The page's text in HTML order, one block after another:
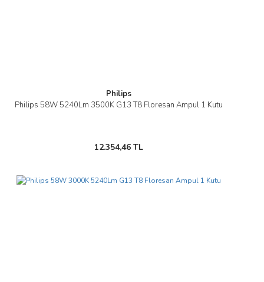
Philips
Philips 58W 5240Lm 3500K G13 T8 Floresan Ampul 1 Kutu
12.354,46 TL